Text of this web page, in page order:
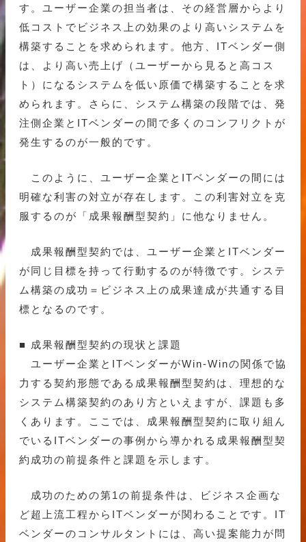
す。ユーザー企業の担当者は、その経営層からより
低コストでビジネス上の効果のより高いシステムを
構築することを求められます。他方、ITベンダー側
は、より高い売上げ（ユーザーから見ると高コス
ト）になるシステムを低い原価で構築することを求
められます。さらに、システム構築の段階では、発
注側企業とITベンダーの間で多くのコンフリクトが
発生するのが一般的です。
このように、ユーザー企業とITベンダーの間には
明確な利害の対立が存在します。この利害対立を克
服するのが「成果報酬型契約」に他なりません。
成果報酬型契約では、ユーザー企業とITベンダー
が同じ目標を持って行動するのが特徴です。システ
ム構築の成功＝ビジネス上の成果達成が共通する目
標となるのです。
■ 成果報酬型契約の現状と課題
ユーザー企業とITベンダーがWin-Winの関係で協
力する契約形態である成果報酬型契約は、理想的な
システム構築契約のあり方といえますが、課題も多
くあります。ここでは、成果報酬型契約に取り組ん
でいるITベンダーの事例から導かれる成果報酬型契
約成功の前提条件と課題を示します。
成功のための第1の前提条件は、ビジネス企画な
ど超上流工程からITベンダーが関わることです。IT
ベンダーのコンサルタントには、高い提案能力が問